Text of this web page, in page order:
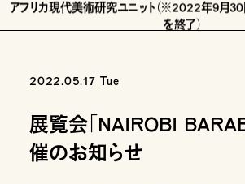
アフリカ現代美術研究ユニット（※2022年9月30
を終了）
展覧会「NAIROBI BARABARA」
2022.05.17 Tue
展覧会「NAIROBI
催のお知らせ